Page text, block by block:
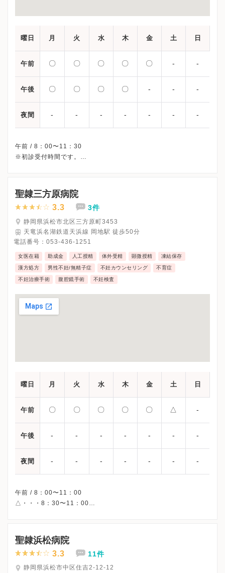
曜日 月 火 水 木 金 土 日
午前 〇 〇 〇 〇 〇 - -
午後 〇 〇 〇 〇 - - -
夜間 - - - - - - -
午前 / 8：00〜11：30
※初診受付時間です。
聖隷三方原病院
3.3 3件
静岡県浜松市北区三方原町3453
天竜浜名湖鉄道天浜線 岡地駅 徒歩50分
電話番号： 053-436-1251
女医在籍 助成金 人工授精 体外受精 顕微授精 凍結保存
漢方処方 男性不妊/無精子症 不妊カウンセリング 不育症
不妊治療手術 腹腔鏡手術 不妊検査
曜日 月 火 水 木 金 土 日
午前 〇 〇 〇 〇 〇 △ -
午後 - - - - - - -
夜間 - - - - - - -
午前 / 8：00〜11：00
△・・・8：30〜11：00
※詳細はクリニックHPを確認、または直接お問い合わせくださ
聖隷浜松病院
3.3 11件
静岡県浜松市中区住吉2-12-12